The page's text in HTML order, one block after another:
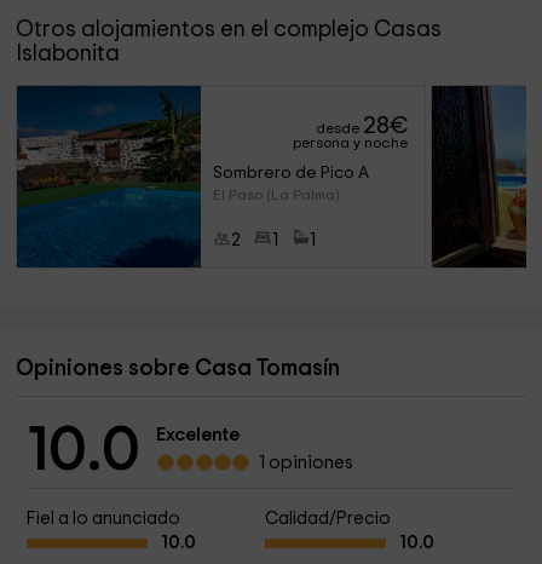
Otros alojamientos en el complejo Casas
Islabonita
desde 28€
persona y noche
Sombrero de Pico A
El Paso (La Palma)
2
Opiniones sobre Casa Tomasín
10.0
Excelente
1 opiniones
Fiel a lo anunciado
10.0
Calidad/Precio
10.0